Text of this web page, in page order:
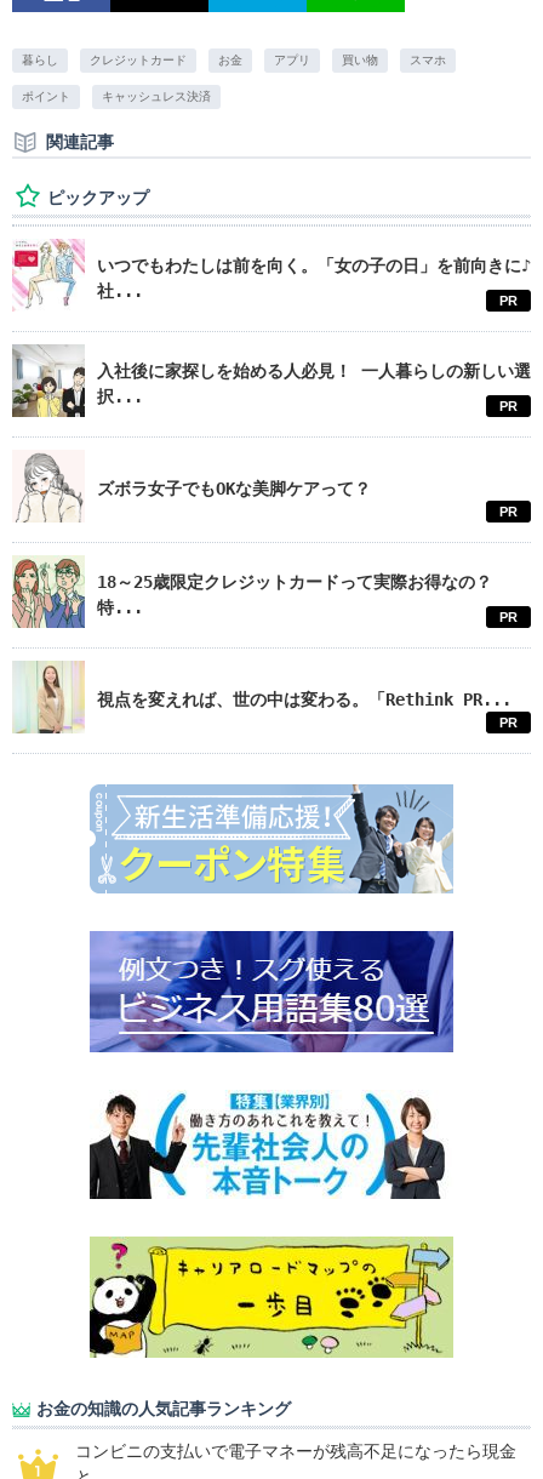
暮らし クレジットカード お金 アプリ 買い物 スマホ
ポイント キャッシュレス決済
関連記事
ピックアップ
いつでもわたしは前を向く。「女の子の日」を前向きに♪
社...
PR
入社後に家探しを始める人必見！ 一人暮らしの新しい選
択...
PR
ズボラ女子でもOKな美脚ケアって？
PR
18～25歳限定クレジットカードって実際お得なの？
特...
PR
視点を変えれば、世の中は変わる。「Rethink PR...
PR
お金の知識の人気記事ランキング
コンビニの支払いで電子マネーが残高不足になったら現金